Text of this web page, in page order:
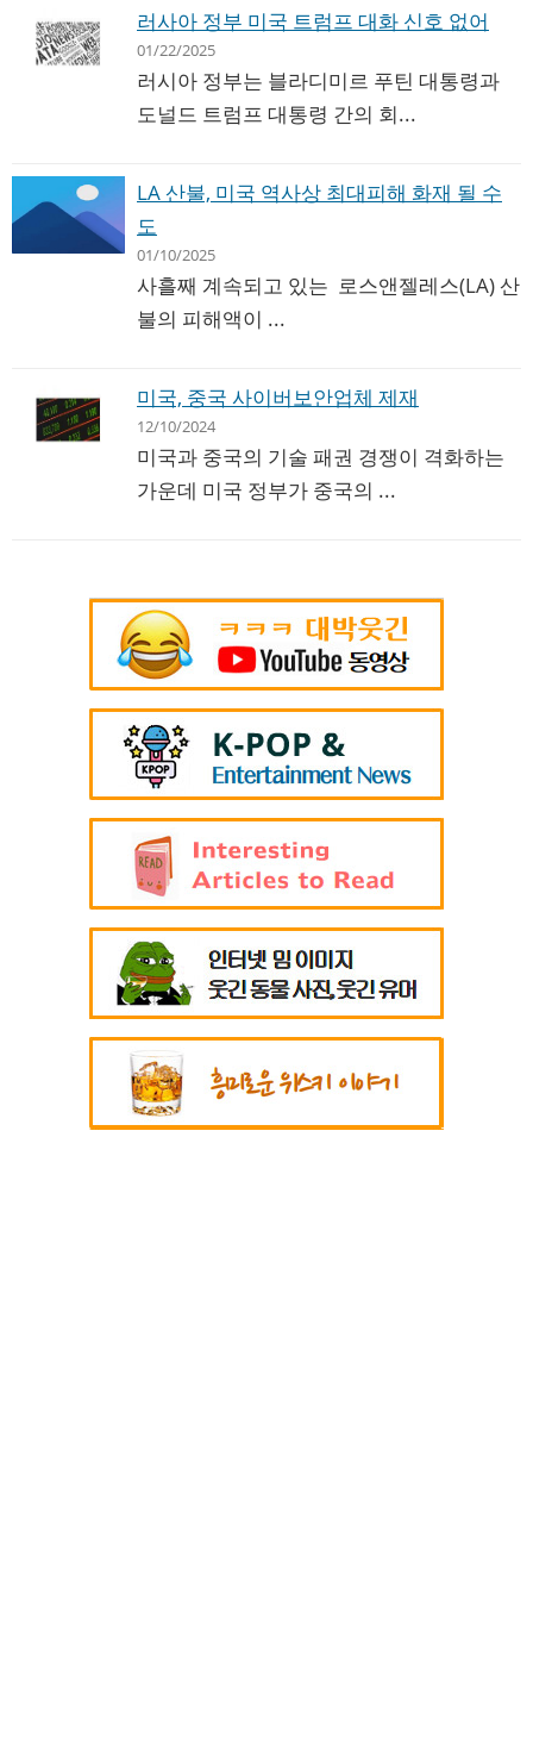
러사아 정부 미국 트럼프 대화 신호 없어
01/22/2025
러시아 정부는 블라디미르 푸틴 대통령과
도널드 트럼프 대통령 간의 회...
LA 산불, 미국 역사상 최대피해 화재 될 수
도
01/10/2025
사흘째 계속되고 있는 로스앤젤레스(LA) 산
불의 피해액이 ...
미국, 중국 사이버보안업체 제재
12/10/2024
미국과 중국의 기술 패권 경쟁이 격화하는
가운데 미국 정부가 중국의 ...